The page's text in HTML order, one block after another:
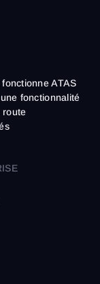
ATAS
fonctionnalité
route